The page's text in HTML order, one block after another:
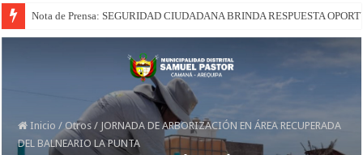
Nota de Prensa: SEGURIDAD CIUDADANA BRINDA RESPUESTA
Inicio / Otros / JORNADA DE ARBORIZACIÓN EN ÁREA RECUPERADA
DEL BALNEARIO LA PUNTA